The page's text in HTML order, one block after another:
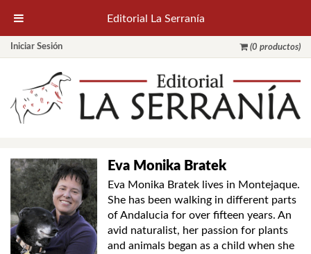
Iniciar Sesión (0 productos)
Eva Monika Bratek
Eva Monika Bratek lives in Montejaque.
She has been walking in different parts
of Andalucia for over fifteen years. An
avid naturalist, her passion for plants
and animals began as a child when she
Editorial La Serranía